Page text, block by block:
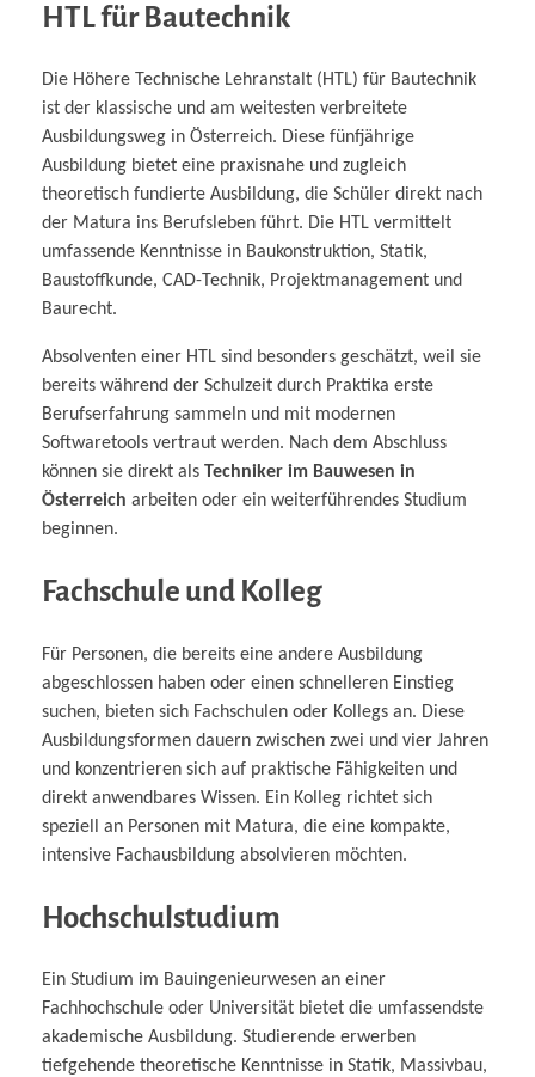
HTL für Bautechnik
Die Höhere Technische Lehranstalt (HTL) für Bautechnik
ist der klassische und am weitesten verbreitete
Ausbildungsweg in Österreich. Diese fünfjährige
Ausbildung bietet eine praxisnahe und zugleich
theoretisch fundierte Ausbildung, die Schüler direkt nach
der Matura ins Berufsleben führt. Die HTL vermittelt
umfassende Kenntnisse in Baukonstruktion, Statik,
Baustoffkunde, CAD-Technik, Projektmanagement und
Baurecht.
Absolventen einer HTL sind besonders geschätzt, weil sie
bereits während der Schulzeit durch Praktika erste
Berufserfahrung sammeln und mit modernen
Softwaretools vertraut werden. Nach dem Abschluss
können sie direkt als Techniker im Bauwesen in
Österreich arbeiten oder ein weiterführendes Studium
beginnen.
Fachschule und Kolleg
Für Personen, die bereits eine andere Ausbildung
abgeschlossen haben oder einen schnelleren Einstieg
suchen, bieten sich Fachschulen oder Kollegs an. Diese
Ausbildungsformen dauern zwischen zwei und vier Jahren
und konzentrieren sich auf praktische Fähigkeiten und
direkt anwendbares Wissen. Ein Kolleg richtet sich
speziell an Personen mit Matura, die eine kompakte,
intensive Fachausbildung absolvieren möchten.
Hochschulstudium
Ein Studium im Bauingenieurwesen an einer
Fachhochschule oder Universität bietet die umfassendste
akademische Ausbildung. Studierende erwerben
tiefgehende theoretische Kenntnisse in Statik, Massivbau,